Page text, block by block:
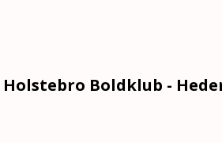
Boldklub -